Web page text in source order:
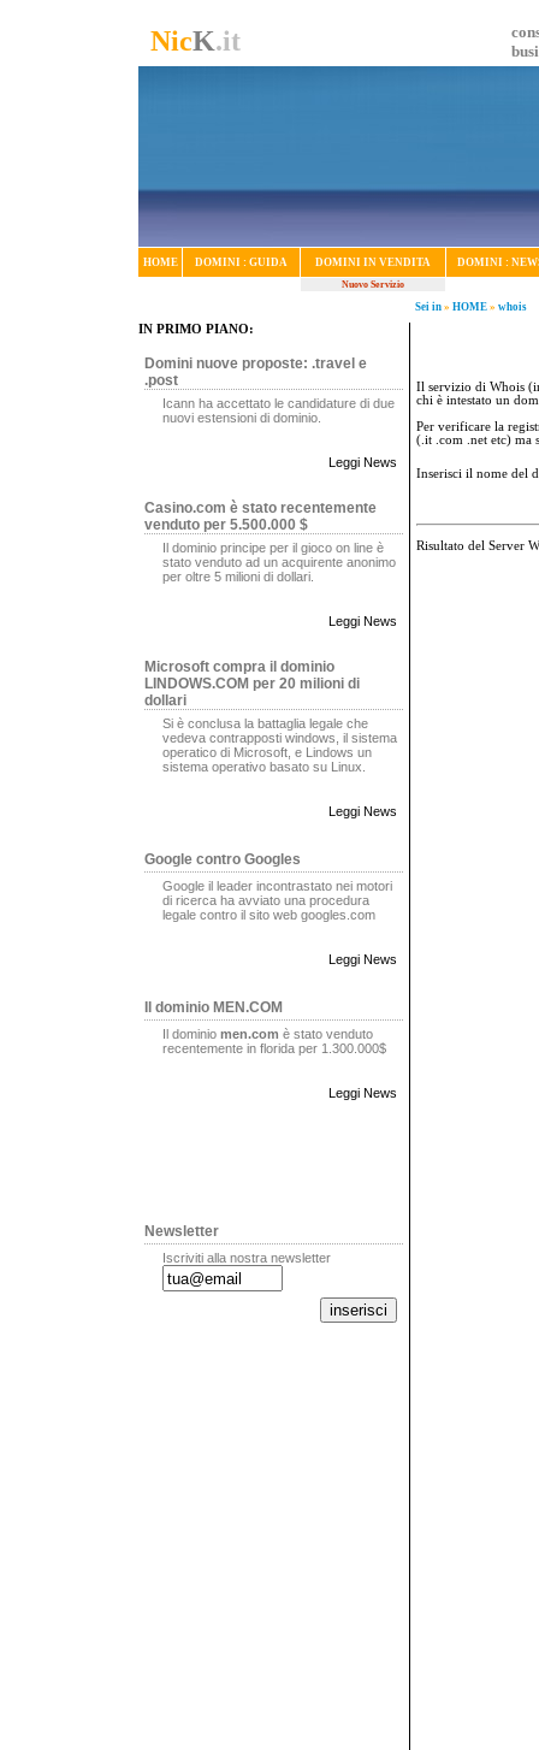
NicK.it
HOME DOMINI : GUIDA DOMINI IN VENDITA DOMINI :
Nuovo Servizio
Sei in » HOME » whois
IN PRIMO PIANO:
Domini nuove proposte: .travel e
.post
Icann ha accettato le candidature di due
nuovi estensioni di dominio.
Leggi News
Casino.com è stato recentemente
venduto per 5.500.000 $
Il dominio principe per il gioco on line è
stato venduto ad un acquirente anonimo
per oltre 5 milioni di dollari.
Leggi News
Microsoft compra il dominio
LINDOWS.COM per 20 milioni di
dollari
Si è conclusa la battaglia legale che
vedeva contrapposti windows, il sistema
operatico di Microsoft, e Lindows un
sistema operativo basato su Linux.
Leggi News
Google contro Googles
Google il leader incontrastato nei motori
di ricerca ha avviato una procedura
legale contro il sito web googles.com
Leggi News
Il dominio MEN.COM
Il dominio men.com è stato venduto
recentemente in florida per 1.300.000$
Leggi News
Newsletter
Iscriviti alla nostra newsletter
Il servizio di Whois
chi è intestato un
Per verificare la
(.it .com .net etc) ma
Inserisci il nome del
Risultato del Server